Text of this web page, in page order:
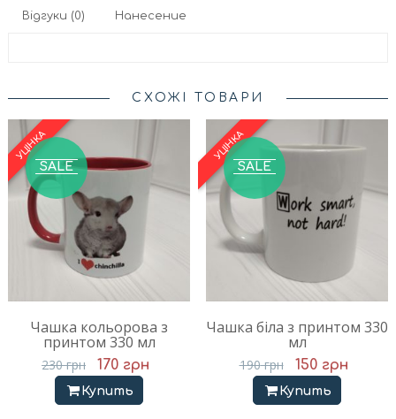
Відгуки (0) Нанесение
СХОЖІ ТОВАРИ
SALE
Чашка кольорова з
принтом 330 мл
230грн 170 грн
Купить
SALE
Чашка біла з принтом 330
мл
190грн 150грн
Купить